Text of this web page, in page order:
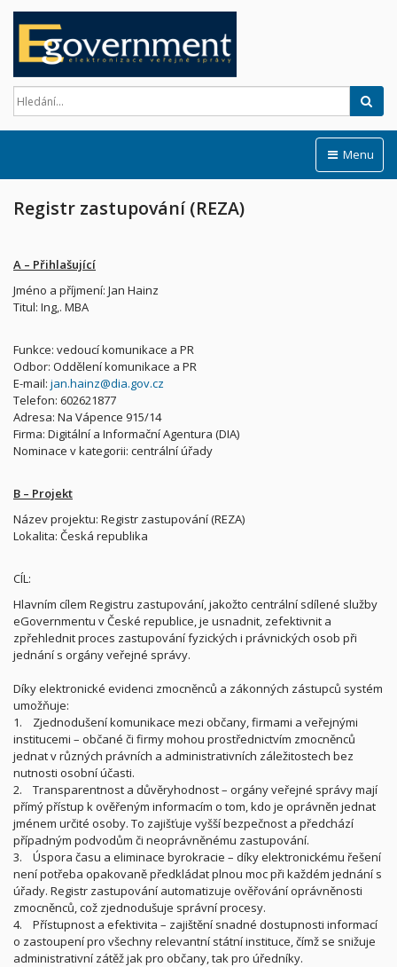
Menu
Registr zastupování (REZA)
A – Přihlašující
Jméno a příjmení: Jan Hainz
Titul: Ing,. MBA
Funkce: vedoucí komunikace a PR
Odbor: Oddělení komunikace a PR
E-mail: jan.hainz@dia.gov.cz
Telefon: 602621877
Adresa: Na Vápence 915/14
Firma: Digitální a Informační Agentura (DIA)
Nominace v kategorii: centrální úřady
B – Projekt
Název projektu: Registr zastupování (REZA)
Lokalita: Česká republika
CÍL:
Hlavním cílem Registru zastupování, jakožto centrální sdílené služby
eGovernmentu v České republice, je usnadnit, zefektivnit a
zpřehlednit proces zastupování fyzických i právnických osob při
jednání s orgány veřejné správy.
Díky elektronické evidenci zmocněnců a zákonných zástupců systém
umožňuje:
1. Zjednodušení komunikace mezi občany, firmami a veřejnými
institucemi – občané či firmy mohou prostřednictvím zmocněnců
jednat v různých právních a administrativních záležitostech bez
nutnosti osobní účasti.
2. Transparentnost a důvěryhodnost – orgány veřejné správy mají
přímý přístup k ověřeným informacím o tom, kdo je oprávněn jednat
jménem určité osoby. To zajišťuje vyšší bezpečnost a předchází
případným podvodům či neoprávněnému zastupování.
3. Úspora času a eliminace byrokracie – díky elektronickému řešení
není potřeba opakovaně předkládat plnou moc při každém jednání s
úřady. Registr zastupování automatizuje ověřování oprávněnosti
zmocněnců, což zjednodušuje správní procesy.
4. Přístupnost a efektivita – zajištění snadné dostupnosti informací
o zastoupení pro všechny relevantní státní instituce, čímž se snižuje
administrativní zátěž jak pro občany, tak pro úředníky.